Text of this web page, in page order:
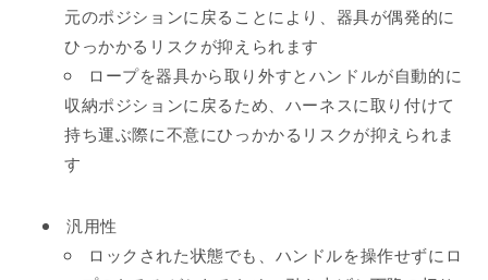
元のポジションに戻ることにより、器具が偶発的に
ひっかかるリスクが抑えられます
ロープを器具から取り外すとハンドルが自動的に
収納ポジションに戻るため、ハーネスに取り付けて
持ち運ぶ際に不意にひっかかるリスクが抑えられま
す
汎用性
ロックされた状態でも、ハンドルを操作せずにロ